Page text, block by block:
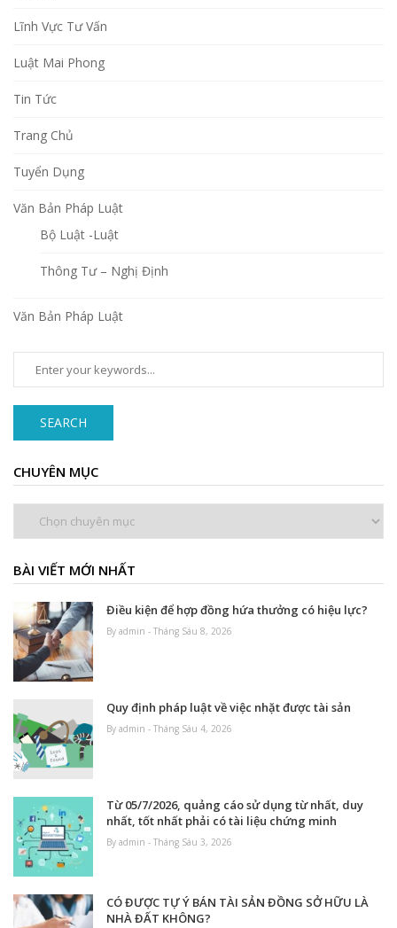
Lĩnh Vực Tư Vấn
Luật Mai Phong
Tin Tức
Trang Chủ
Tuyển Dụng
Văn Bản Pháp Luật
Bộ Luật -Luật
Thông Tư – Nghị Định
Văn Bản Pháp Luật
SEARCH
CHUYÊN MỤC
BÀI VIẾT MỚI NHẤT
Điều kiện để hợp đồng hứa thưởng có hiệu lực?
By admin - Tháng Sáu 8, 2026
Quy định pháp luật về việc nhặt được tài sản
By admin - Tháng Sáu 4, 2026
Từ 05/7/2026, quảng cáo sử dụng từ nhất, duy
nhất, tốt nhất phải có tài liệu chứng minh
By admin - Tháng Sáu 3, 2026
CÓ ĐƯỢC TỰ Ý BÁN TÀI SẢN ĐỒNG SỞ HỮU LÀ
NHÀ ĐẤT KHÔNG?